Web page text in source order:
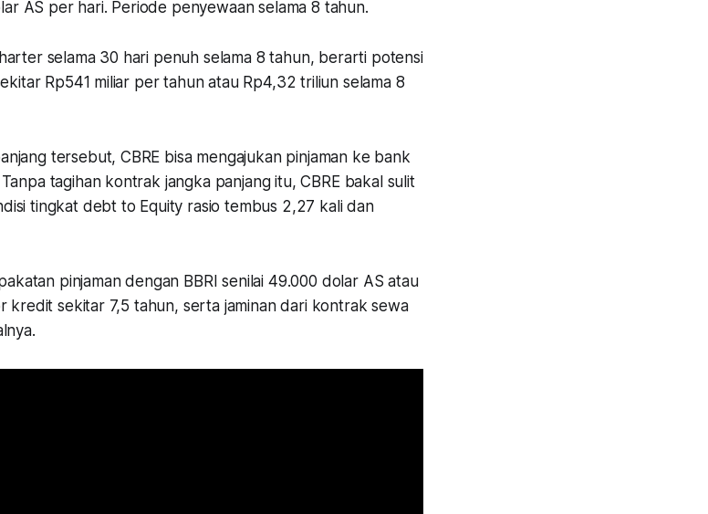
AS per hari. Periode penyewaan selama 8 tahun.
selama 30 hari penuh selama 8 tahun, berarti potensi
Rp541 miliar per tahun atau Rp4,32 triliun selama 8
tersebut, CBRE bisa mengajukan pinjaman ke bank
tagihan kontrak jangka panjang itu, CBRE bakal sulit
tingkat debt to Equity rasio tembus 2,27 kali dan
pinjaman dengan BBRI senilai 49.000 dolar AS atau
kredit sekitar 7,5 tahun, serta jaminan dari kontrak sewa